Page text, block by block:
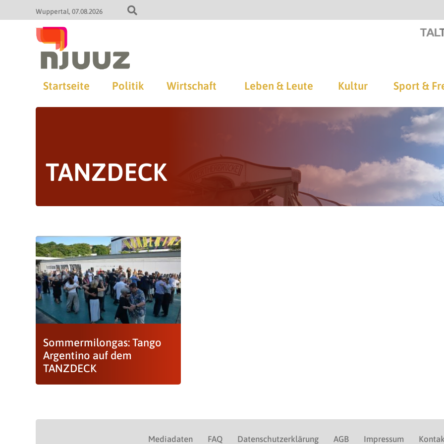
Wuppertal 07.08.2026
Startseite Politik Wirtschaft Leben & Leute Kultur Sport &
TANZDECK
Sommermilongas: Tango
Argentino auf dem
TANZDECK
Mediadaten FAQ Datenschutzerklärung AGB Impressum